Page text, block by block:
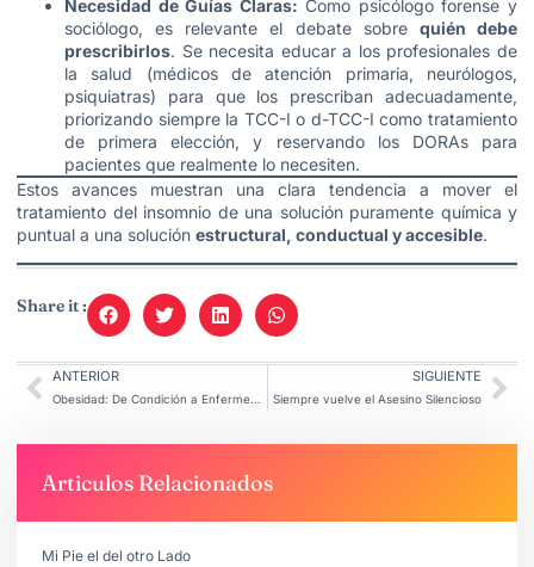
Necesidad de Guías Claras: Como psicólogo forense y
sociólogo, es relevante el debate sobre quién debe
prescribirlos. Se necesita educar a los profesionales de
la salud (médicos de atención primaria, neurólogos,
psiquiatras) para que los prescriban adecuadamente,
priorizando siempre la TCC-I o d-TCC-I como tratamiento
de primera elección, y reservando los DORAs para
pacientes que realmente lo necesiten.
Estos avances muestran una clara tendencia a mover el
tratamiento del insomnio de una solución puramente química y
puntual a una solución estructural, conductual y accesible.
Share it :
ANTERIOR
Obesidad: De Condición a Enfermedad Crónica
SIGUIENTE
Siempre vuelve el Asesino Silencioso
Articulos Relacionados
Mi Pie el del otro Lado